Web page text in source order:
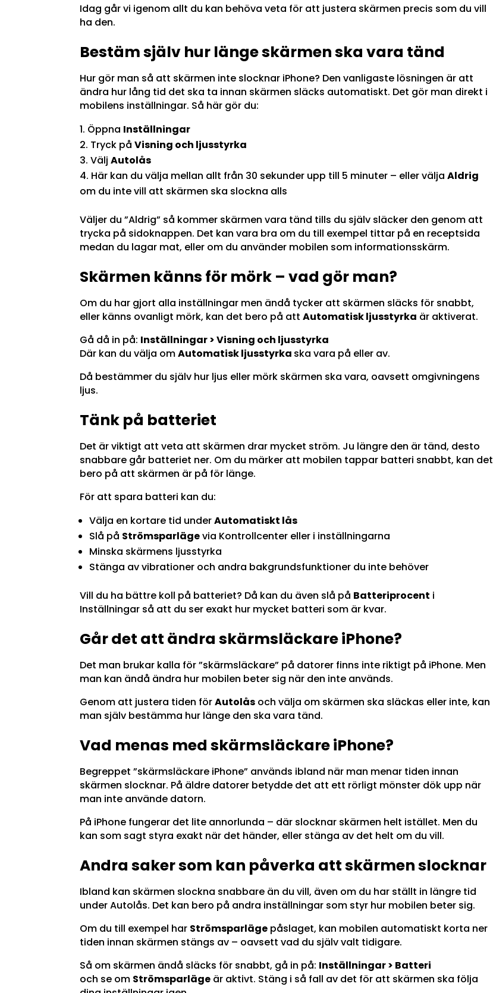
Idag går vi igenom allt du kan behöva veta för att justera skärmen precis som du vill
ha den.
Bestäm själv hur länge skärmen ska vara tänd
Hur gör man så att skärmen inte slocknar iPhone? Den vanligaste lösningen är att
ändra hur lång tid det ska ta innan skärmen släcks automatiskt. Det gör man direkt i
mobilens inställningar. Så här gör du:
Öppna Inställningar
Tryck påVisning och ljusstyrka
VäljAutolås
Här kan du välja mellan allt från 30 sekunder upp till 5 minuter – eller väljaAldrig
om du inte vill att skärmen ska slockna alls
Väljer du ”Aldrig” så kommer skärmen vara tänd tills du själv släcker den genom att
trycka på sidoknappen. Det kan vara bra om du till exempel tittar på en receptsida
medan du lagar mat, eller om du använder mobilen som informationsskärm.
Skärmen känns för mörk – vad gör man?
Om du har gjort alla inställningar men ändå tycker att skärmen släcks för snabbt,
eller känns ovanligt mörk, kan det bero på attAutomatisk ljusstyrka är aktiverat.
Gå då in på: Inställningar > Visning och ljusstyrka
Där kan du välja omAutomatisk ljusstyrka ska vara på eller av.
Då bestämmer du själv hur ljus eller mörk skärmen ska vara, oavsett omgivningens
ljus.
Tänk på batteriet
Det är viktigt att veta att skärmen drar mycket ström. Ju längre den är tänd, desto
snabbare går batteriet ner. Om du märker att mobilen tappar batteri snabbt, kan det
bero på att skärmen är på för länge.
För att spara batteri kan du:
Välja en kortare tid underAutomatiskt lås
Slå på Strömsparlägevia Kontrollcenter eller i inställningarna
Minska skärmens ljusstyrka
Stänga av vibrationer och andra bakgrundsfunktioner du inte behöver
Vill du ha bättre koll på batteriet? Då kan du även slå på Batteriprocent i
Inställningar så att du ser exakt hur mycket batteri som är kvar.
Går det att ändra skärmsläckare iPhone?
Det man brukar kalla för ”skärmsläckare” på datorer finns inte riktigt på iPhone. Men
man kan ändå ändra hur mobilen beter sig när den inte används.
Genom att justera tiden förAutolås och välja om skärmen ska släckas eller inte, kan
man själv bestämma hur länge den ska vara tänd.
Vad menas med skärmsläckare iPhone?
Begreppet ”skärmsläckare iPhone” används ibland när man menar tiden innan
skärmen slocknar. På äldre datorer betydde det att ett rörligt mönster dök upp när
man inte använde datorn.
På iPhone fungerar det lite annorlunda – där slocknar skärmen helt istället. Men du
kan som sagt styra exakt när det händer, eller stänga av det helt om du vill.
Andra saker som kan påverka att skärmen slocknar
Ibland kan skärmen slockna snabbare än du vill, även om du har ställt in längre tid
under Autolås. Det kan bero på andra inställningar som styr hur mobilen beter sig.
Om du till exempel har Strömsparläge påslaget, kan mobilen automatiskt korta ner
tiden innan skärmen stängs av – oavsett vad du själv valt tidigare.
Så om skärmen ändå släcks för snabbt, gå in på: Inställningar > Batteri
och se om Strömsparläge är aktivt. Stäng i så fall av det för att skärmen ska följa